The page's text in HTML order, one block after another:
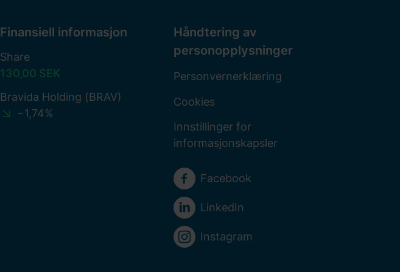
Finansiell informasjon
Share
130,00 SEK
Bravida Holding (BRAV)
−1,74%
Håndtering av
personopplysninger
Personvernerklæring
Cookies
Innstillinger for
informasjonskapsler
Sosiale medier
Facebook
LinkedIn
Instagram